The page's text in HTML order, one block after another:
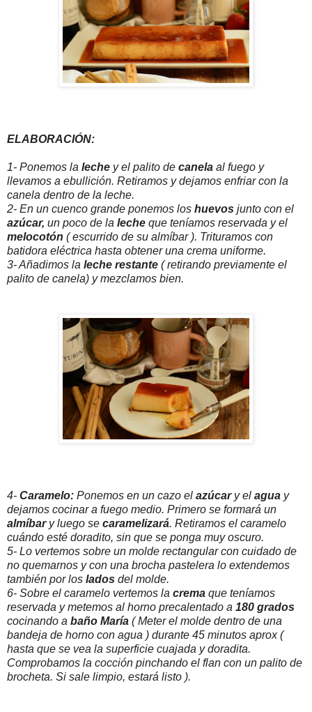
ELABORACIÓN:
1- Ponemos la leche y el palito de canela al fuego y
llevamos a ebullición. Retiramos y dejamos enfriar con la
canela dentro de la leche.
2- En un cuenco grande ponemos los huevos junto con el
azúcar, un poco de la leche que teníamos reservada y el
melocotón ( escurrido de su almíbar ). Trituramos con
batidora eléctrica hasta obtener una crema uniforme.
3- Añadimos la leche restante ( retirando previamente el
palito de canela) y mezclamos bien.
4- Caramelo: Ponemos en un cazo el azúcary el agua y
dejamos cocinar a fuego medio. Primero se formará un
almíbar y luego se caramelizará. Retiramos el caramelo
cuándo esté doradito, sin que se ponga muy oscuro.
5- Lo vertemos sobre un molde rectangular con cuidado de
no quemarnos y con una brocha pastelera lo extendemos
también por los lados del molde.
6- Sobre el caramelo vertemos la crema que teníamos
reservada y metemos al horno precalentado a 180 grados
cocinando a baño María ( Meter el molde dentro de una
bandeja de horno con agua ) durante 45 minutos aprox (
hasta que se vea la superficie cuajada y doradita.
Comprobamos la cocción pinchando el flan con un palito de
brocheta. Si sale limpio, estará listo ).